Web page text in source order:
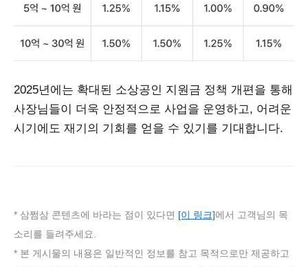
2025년에는 확대된 소상공인 지원금 정책 개편을 통해
사장님들이 더욱 안정적으로 사업을 운영하고, 어려운
시기에도 재기의 기회를 얻을 수 있기를 기대합니다.
* 삼쩜삼 콘텐츠에 바라는 점이 있다면 [이 링크] 에서 고객님의 목
소리를 들려주세요.
* 본 게시물의 내용은 일반적인 정보를 참고 목적으로만 제공하고